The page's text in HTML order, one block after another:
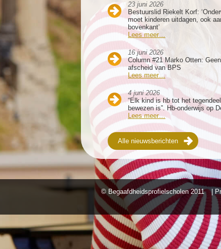
23 juni 2026
Bestuurslid Riekelt Korf:
moet kinderen uitdagen, ook
bovenkant’
Lees meer…
16 juni 2026
Column #21 Marko Otten: Geen
afscheid van BPS
Lees meer…
4 juni 2026
“Elk kind is hb tot het tegendeel
bewezen is”. Hb-onderwijs op
Lees meer…
Alle nieuwsberichten
© Begaafdheidsprofielscholen2011 |